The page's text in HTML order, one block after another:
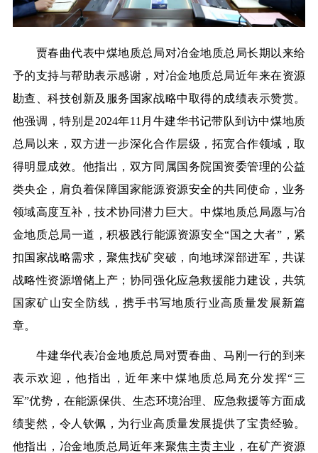
贾春曲代表中煤地质总局对冶金地质总局长期以来给
予的支持与帮助表示感谢，对冶金地质总局近年来在资源
勘查、科技创新及服务国家战略中取得的成绩表示赞赏。
他强调，特别是2024年11月牛建华书记带队到访中煤地质
总局以来，双方进一步深化合作层级，拓宽合作领域，取
得明显成效。他指出，双方同属国务院国资委管理的公益
类央企，肩负着保障国家能源资源安全的共同使命，业务
领域高度互补，技术协同潜力巨大。中煤地质总局愿与冶
金地质总局一道，积极践行能源资源安全“国之大者”，紧
扣国家战略需求，聚焦找矿突破，向地球深部进军，共谋
战略性资源增储上产；协同强化应急救援能力建设，共筑
国家矿山安全防线，携手书写地质行业高质量发展新篇
章。
牛建华代表冶金地质总局对贾春曲、马刚一行的到来
表示欢迎，他指出，近年来中煤地质总局充分发挥“三
军”优势，在能源保供、生态环境治理、应急救援等方面成
绩斐然，令人钦佩，为行业高质量发展提供了宝贵经验。
他指出，冶金地质总局近年来聚焦主责主业，在矿产资源